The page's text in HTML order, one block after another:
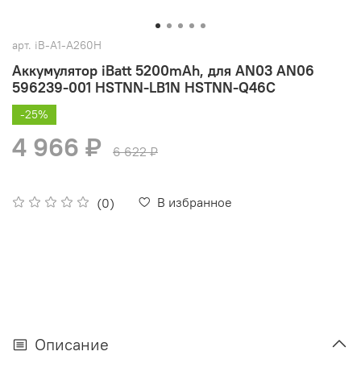
арт. iB-A1-A260H
Аккумулятор iBatt 5200mAh, для AN03 AN06
596239-001 HSTNN-LB1N HSTNN-Q46C
(0) В избранное
-25%
4 966 ₽ 6 622 ₽
Описание